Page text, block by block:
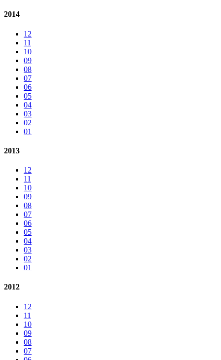
2014
12
11
10
09
08
07
06
05
04
03
02
01
2013
12
11
10
09
08
07
06
05
04
03
02
01
2012
12
11
10
09
08
07